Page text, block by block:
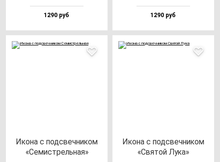
1290 руб 1290 руб
Ико­на с под­свеч­ни­ком
«Семис­трель­ная»
Ико­на с под­свеч­ни­ком
«Свя­той Лука»